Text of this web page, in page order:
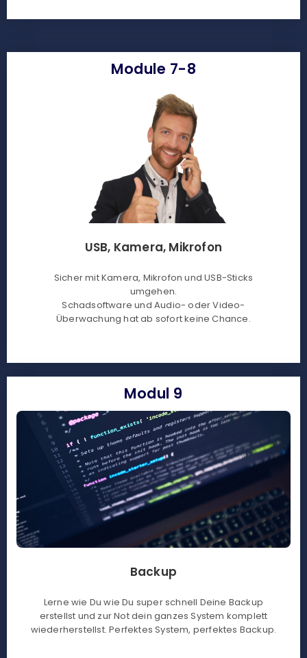
Module 7-8
USB, Kamera, Mikrofon
Sicher mit Kamera, Mikrofon und USB-Sticks
umgehen.
Schadsoftware und Audio- oder Video-
Überwachung hat ab sofort keine Chance.
Modul 9
Backup
Lerne wie Du wie Du super schnell Deine Backup
erstellst und zur Not dein ganzes System komplett
wiederherstellst. Perfektes System, perfektes Backup.